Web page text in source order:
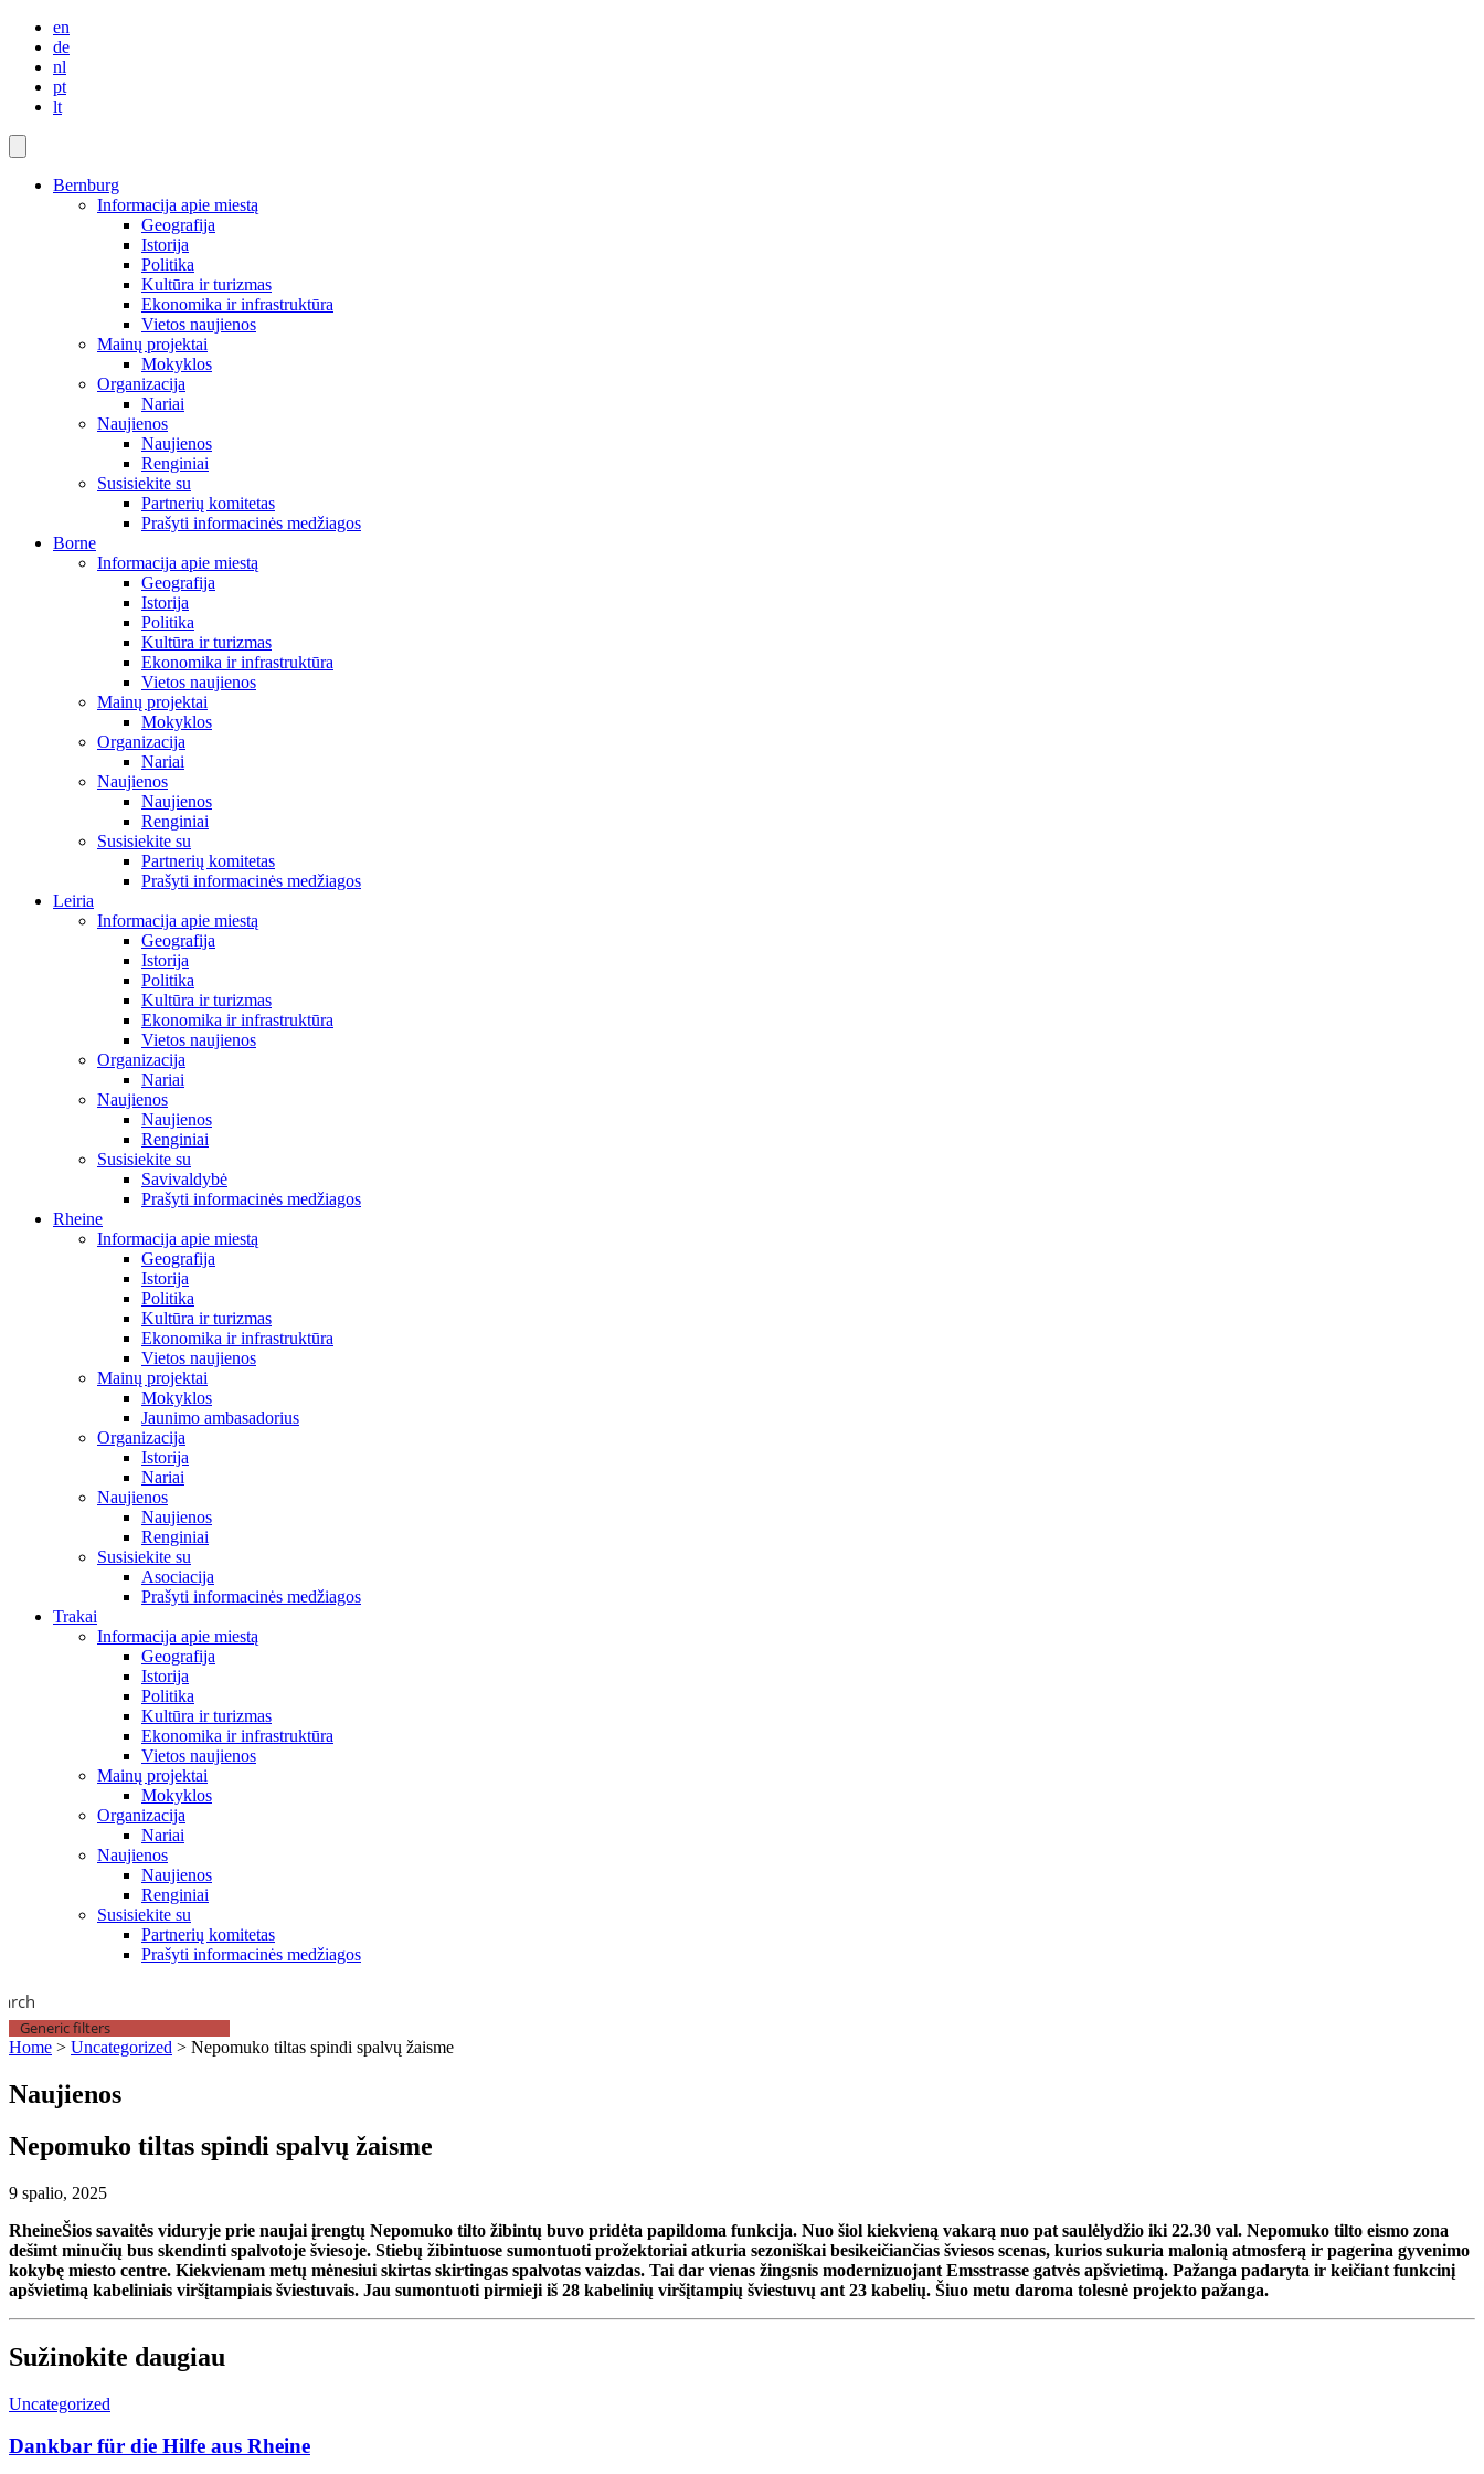
en
de
nl
pt
lt
Bernburg
Informacija apie miestą
Geografija
Istorija
Politika
Kultūra ir turizmas
Ekonomika ir infrastruktūra
Vietos naujienos
Mainų projektai
Mokyklos
Organizacija
Nariai
Naujienos
Naujienos
Renginiai
Susisiekite su
Partnerių komitetas
Prašyti informacinės medžiagos
Borne
Informacija apie miestą
Geografija
Istorija
Politika
Kultūra ir turizmas
Ekonomika ir infrastruktūra
Vietos naujienos
Mainų projektai
Mokyklos
Organizacija
Nariai
Naujienos
Naujienos
Renginiai
Susisiekite su
Partnerių komitetas
Prašyti informacinės medžiagos
Leiria
Informacija apie miestą
Geografija
Istorija
Politika
Kultūra ir turizmas
Ekonomika ir infrastruktūra
Vietos naujienos
Organizacija
Nariai
Naujienos
Naujienos
Renginiai
Susisiekite su
Savivaldybė
Prašyti informacinės medžiagos
Rheine
Informacija apie miestą
Geografija
Istorija
Politika
Kultūra ir turizmas
Ekonomika ir infrastruktūra
Vietos naujienos
Mainų projektai
Mokyklos
Jaunimo ambasadorius
Organizacija
Istorija
Nariai
Naujienos
Naujienos
Renginiai
Susisiekite su
Asociacija
Prašyti informacinės medžiagos
Trakai
Informacija apie miestą
Geografija
Istorija
Politika
Kultūra ir turizmas
Ekonomika ir infrastruktūra
Vietos naujienos
Mainų projektai
Mokyklos
Organizacija
Nariai
Naujienos
Naujienos
Renginiai
Susisiekite su
Partnerių komitetas
Prašyti informacinės medžiagos
Generic filters
Home > Uncategorized > Nepomuko tiltas spindi spalvų žaisme
Naujienos
Nepomuko tiltas spindi spalvų žaisme
9 spalio, 2025
RheineŠios savaitės viduryje prie naujai įrengtų Nepomuko tilto žibintų buvo pridėta papildoma funkcija. Nuo šiol kiekvieną vakarą nuo pat saulėlydžio iki 22.30 val. Nepomuko tilto eismo zona
dešimt minučių bus skendinti spalvotoje šviesoje. Stiebų žibintuose sumontuoti prožektoriai atkuria sezoniškai besikeičiančias šviesos scenas, kurios sukuria malonią atmosferą ir pagerina gyvenimo
kokybę miesto centre. Kiekvienam metų mėnesiui skirtas skirtingas spalvotas vaizdas. Tai dar vienas žingsnis modernizuojant Emsstrasse gatvės apšvietimą. Pažanga padaryta ir keičiant funkcinį
apšvietimą kabeliniais viršįtampiais šviestuvais. Jau sumontuoti pirmieji iš 28 kabelinių viršįtampių šviestuvų ant 23 kabelių. Šiuo metu daroma tolesnė projekto pažanga.
Sužinokite daugiau
Uncategorized
Dankbar für die Hilfe aus Rheine